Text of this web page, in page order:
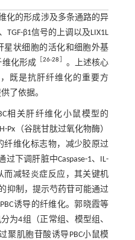
化的形成涉及多条通路的异
TGF-β1信号的上调以及LIX1L
星状细胞的活化和细胞外基
维化形成 ［26-28］ 。上述核心
既是抗肝纤维化的重要方
了依据。
相关肝纤维化小鼠模型的
Px（谷胱甘肽过氧化物酶）
纤维化标志物，减少胶原过
过下调肝脏中Caspase-1、IL-
而减轻炎症反应，其关键机
抑制，提示芍药苷可能通过
诱导的纤维化。郭晓霞等
为4组（正常组、模型组、
聚肌胞苷酸诱导PBC小鼠模